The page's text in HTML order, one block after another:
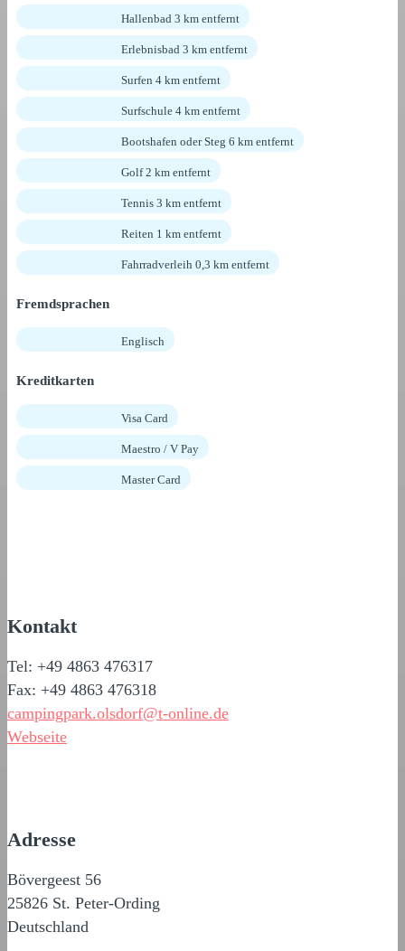
Hallenbad 3 km entfernt
Erlebnisbad 3 km entfernt
Surfen 4 km entfernt
Surfschule 4 km entfernt
Bootshafen oder Steg 6 km entfernt
Golf 2 km entfernt
Tennis 3 km entfernt
Reiten 1 km entfernt
Fahrradverleih 0,3 km entfernt
Fremdsprachen
Englisch
Kreditkarten
Visa Card
Maestro / V Pay
Master Card
Kontakt
Tel: +49 4863 476317
Fax: +49 4863 476318
campingpark.olsdorf@t-online.de
Webseite
Adresse
Bövergeest 56
25826 St. Peter-Ording
Deutschland